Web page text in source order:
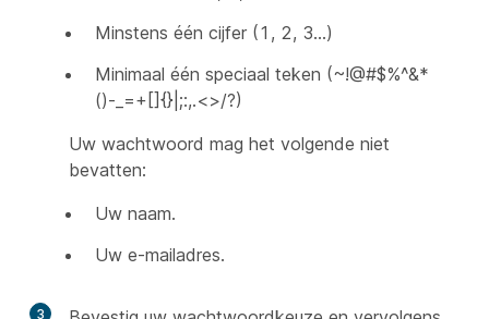
Minstens één cijfer (1, 2, 3…)
Minimaal één speciaal teken (~!@#$%^&*
()-_=+[]{}|;:,.<>/?)
Uw wachtwoord mag het volgende niet
bevatten:
Uw naam.
Uw e-mailadres.
3